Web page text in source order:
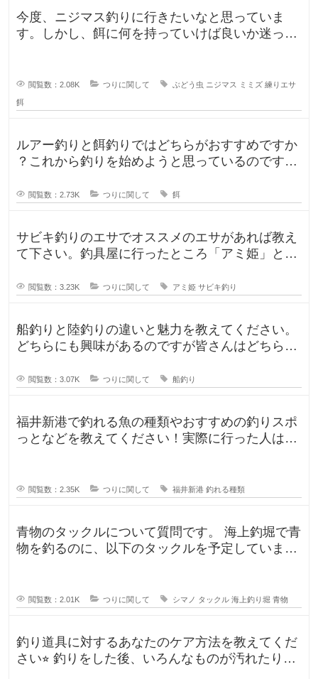
今度、ニジマス釣りに行きたいなと思っていま
す。しかし、餌に何を持っていけば良いか迷って
閲覧数：2.08K つりに関して ぶどう虫 ニジマス ミミズ 練りエサ
餌
ルアー釣りと餌釣りではどちらがおすすめですか
？これから釣りを始めようと思っているのです
閲覧数：2.73K つりに関して 餌
サビキ釣りのエサでオススメのエサがあれば教え
て下さい。釣具屋に行ったところ「アミ姫」とい
閲覧数：3.23K つりに関して アミ姫 サビキ釣り
船釣りと陸釣りの違いと魅力を教えてください。
どちらにも興味があるのですが皆さんはどちらが
閲覧数：3.07K つりに関して 船釣り
福井新港で釣れる魚の種類やおすすめの釣りスポ
っとなどを教えてください！実際に行った人はど
閲覧数：2.35K つりに関して 福井新港 釣れる種類
青物のタックルについて質問です。 海上釣堀で青
物を釣るのに、以下のタックルを予定していま
閲覧数：2.01K つりに関して シマノ タックル 海上釣り堀 青物
釣り道具に対するあなたのケア方法を教えてくだ
さい⭐︎ 釣りをした後、いろんなものが汚れたりし